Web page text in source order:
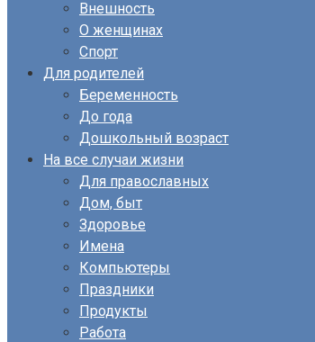
Внешность
О женщинах
Спорт
Для родителей
Беременность
До года
Дошкольный возраст
На все случаи жизни
Для православных
Дом, быт
Здоровье
Имена
Компьютеры
Праздники
Продукты
Работа